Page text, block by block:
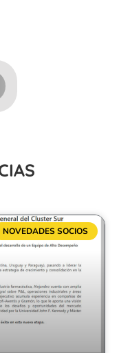
NOVEDADES SOCIOS